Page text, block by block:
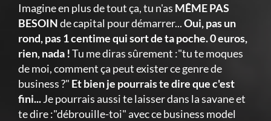
Imagine en plus de tout ça, tu n'as MÊME PAS
BESOINde capital pour démarrer...Oui, pas un
rond, pas 1 centime qui sort de ta poche. 0 euros,
rien, nada !Tu me diras sûrement :"tu te moques
de moi, comment ça peut exister ce genre de
business ?" Et bien je pourrais te dire que c'est
fini...Je pourrais aussi te laisser dans la savane et
te dire :"débrouille-toi" avec ce business model